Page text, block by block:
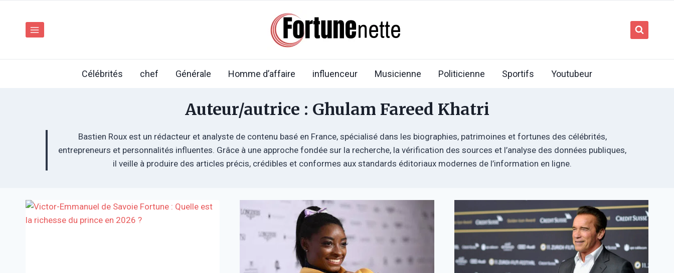
Célébrités chef Générale Homme d’affaire influenceur Musicienne Politicienne Sportifs Youtubeur
Auteur/autrice : Ghulam Fareed Khatri
Bastien Roux est un rédacteur et analyste de contenu basé en France, spécialisé dans les biographies, patrimoines et fortunes des célébrités,
entrepreneurs et personnalités influentes. Grâce à une approche fondée sur la recherche, la vérification des sources et l’analyse des données publiques,
il veille à produire des articles précis, crédibles et conformes aux standards éditoriaux modernes de l’information en ligne.